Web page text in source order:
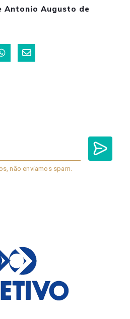
Antonio Augusto de
não enviamos spam.